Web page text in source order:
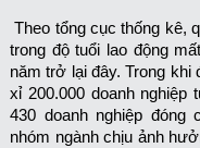
Theo tổng cục thống kê,
trong độ tuổi lao động
năm trở lại đây. Trong khi
xỉ 200.000 doanh nghiệp
430 doanh nghiệp đóng
nhóm ngành chịu ảnh